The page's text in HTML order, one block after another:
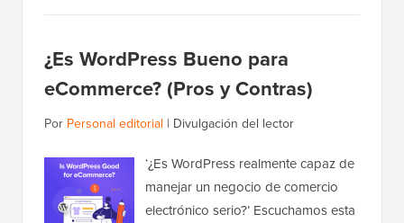
¿Es WordPress Bueno para
eCommerce? (Pros y Contras)
Por Personal editorial | Divulgación del lector
‘¿Es WordPress realmente capaz de
manejar un negocio de comercio
electrónico serio?’ Escuchamos esta